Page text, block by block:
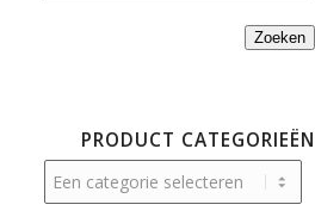
Zoeken
PRODUCT CATEGORIEËN